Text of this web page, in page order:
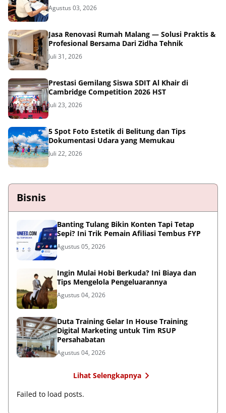
Agustus 03, 2026
Jasa Renovasi Rumah Malang — Solusi Praktis &
Profesional Bersama Dari Zidha Tehnik
Juli 31, 2026
Prestasi Gemilang Siswa SDIT Al Khair di
Cambridge Competition 2026 HST
Juli 23, 2026
5 Spot Foto Estetik di Belitung dan Tips
Dokumentasi Udara yang Memukau
Juli 22, 2026
Bisnis
Banting Tulang Bikin Konten Tapi Tetap
Sepi? Ini Trik Pemain Afiliasi Tembus FYP
Agustus 05, 2026
Ingin Mulai Hobi Berkuda? Ini Biaya dan
Tips Mengelola Pengeluarannya
Agustus 04, 2026
Duta Training Gelar In House Training
Digital Marketing untuk Tim RSUP
Persahabatan
Agustus 04, 2026
Lihat Selengkapnya
Failed to load posts.